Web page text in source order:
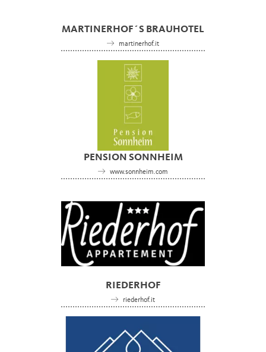
MARTINERHOF´S BRAUHOTEL
martinerhof.it
PENSION SONNHEIM
www.sonnheim.com
RIEDERHOF
riederhof.it